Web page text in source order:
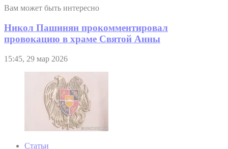
Вам может быть интересно
Никол Пашинян прокомментировал
провокацию в храме Святой Анны
15:45, 29 мар 2026
Статьи